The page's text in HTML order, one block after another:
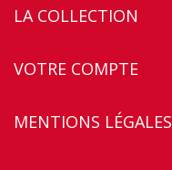
LA COLLECTION
VOTRE COMPTE
MENTIONS LÉGALES